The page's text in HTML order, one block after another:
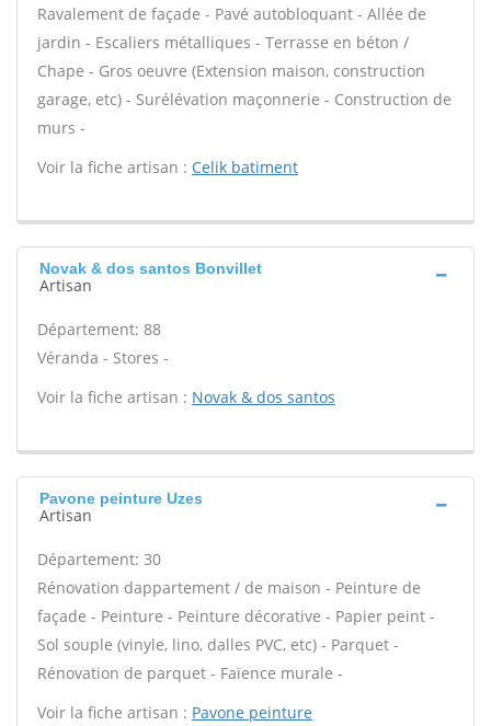
Ravalement de façade - Pavé autobloquant - Allée de
jardin - Escaliers métalliques - Terrasse en béton /
Chape - Gros oeuvre (Extension maison, construction
garage, etc) - Surélévation maçonnerie - Construction de
murs -
Voir la fiche artisan : Celik batiment
Novak & dos santos Bonvillet
Artisan
Département: 88
Véranda - Stores -
Voir la fiche artisan : Novak & dos santos
Pavone peinture Uzes
Artisan
Département: 30
Rénovation dappartement / de maison - Peinture de
façade - Peinture - Peinture décorative - Papier peint -
Sol souple (vinyle, lino, dalles PVC, etc) - Parquet -
Rénovation de parquet - Faïence murale -
Voir la fiche artisan : Pavone peinture